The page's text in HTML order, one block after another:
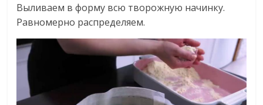
Выливаем в форму всю творожную начинку.
Равномерно распределяем.